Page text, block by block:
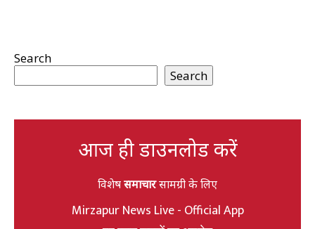
Search
Search
आज ही डाउनलोड करें
विशेषसमाचारसामग्री के लिए
Mirzapur News Live - Official App